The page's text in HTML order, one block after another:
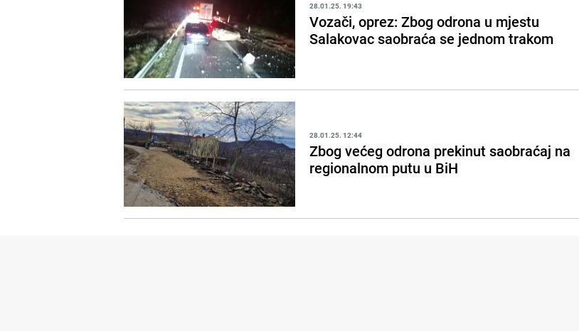
28.01.25. 19:43
Vozači, oprez: Zbog odrona u mjestu
Salakovac saobraća se jednom trakom
28.01.25. 12:44
Zbog većeg odrona prekinut saobraćaj na
regionalnom putu u BiH